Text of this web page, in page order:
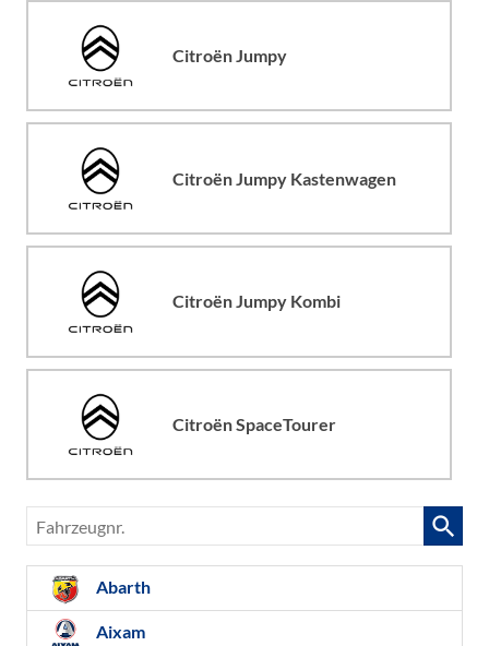
Citroën Jumpy
Citroën Jumpy Kastenwagen
Citroën Jumpy Kombi
Citroën SpaceTourer
Fahrzeugnr.
Abarth
Aixam